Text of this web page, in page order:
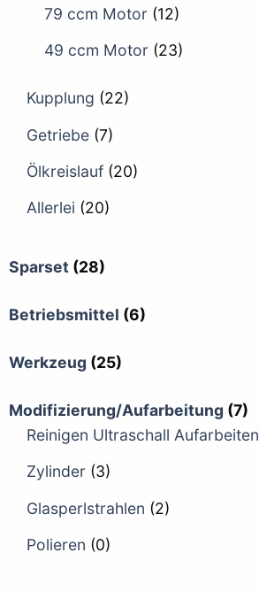
79 ccm Motor (12)
49 ccm Motor (23)
Kupplung (22)
Getriebe (7)
Ölkreislauf (20)
Allerlei (20)
Sparset (28)
Betriebsmittel (6)
Werkzeug (25)
Modifizierung/Aufarbeitung (7)
Reinigen Ultraschall Aufarbeiten
Zylinder (3)
Glasperlstrahlen (2)
Polieren (0)